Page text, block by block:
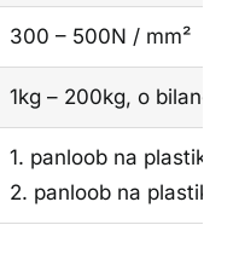
300 – 500N / mm²
1kg – 200kg, o bilang
1. panloob na plastik
2. panloob na plastik